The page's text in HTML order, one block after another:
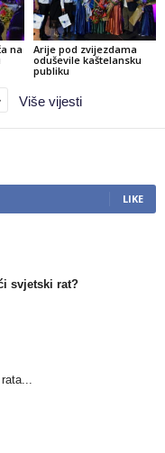
na
Arije pod zvijezdama
oduševile kaštelansku
publiku
Više vijesti
LIKE
svjetski rat?